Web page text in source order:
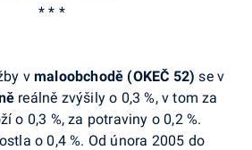
* * *
v maloobchodě (OKEČ 52)se v
reálně zvýšily o 0,3 %, v tom za
o 0,3 %, za potraviny o 0,2 %.
o 0,4 %. Od února 2005 do